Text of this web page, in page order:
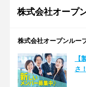
株式会社オープ
株式会社オープンルー
【
さ！